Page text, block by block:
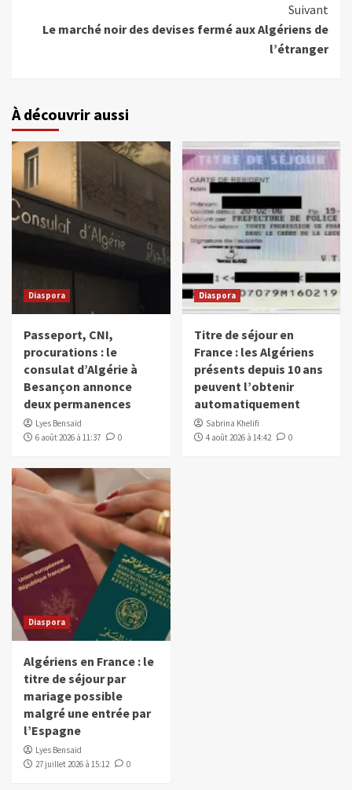
Suivant
Le marché noir des devises fermé aux Algériens de
l’étranger
À découvrir aussi
Diaspora
Passeport, CNI,
procurations : le
consulat d’Algérie à
Besançon annonce
deux permanences
Lyes Bensaïd
6 août 2026 à 11:37
0
Diaspora
Titre de séjour en
France : les Algériens
présents depuis 10 ans
peuvent l’obtenir
automatiquement
Sabrina Khelifi
4 août 2026 à 14:42
0
Diaspora
Algériens en France : le
titre de séjour par
mariage possible
malgré une entrée par
l’Espagne
Lyes Bensaïd
27 juillet 2026 à 15:12
0